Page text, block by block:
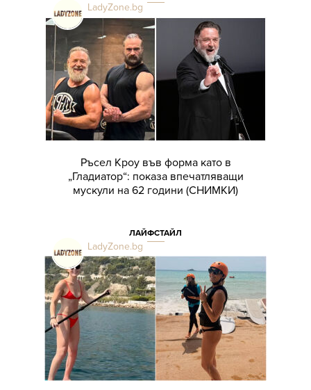
LadyZone.bg
Ръсел Кроу във форма като в
„Гладиатор“: показа впечатляващи
мускули на 62 години (СНИМКИ)
ЛАЙФСТАЙЛ
LadyZone.bg